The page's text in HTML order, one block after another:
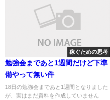
稼ぐための思考
勉強会まであと1週間だけど下準
備やって無い件
18日の勉強会まであと1週間となりました
が、実はまだ資料を作成していません